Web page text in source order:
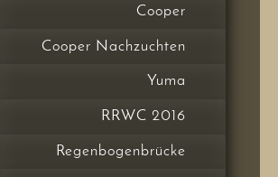
Cooper
Cooper Nachzuchten
Yuma
RRWC 2016
Regenbogenbrücke